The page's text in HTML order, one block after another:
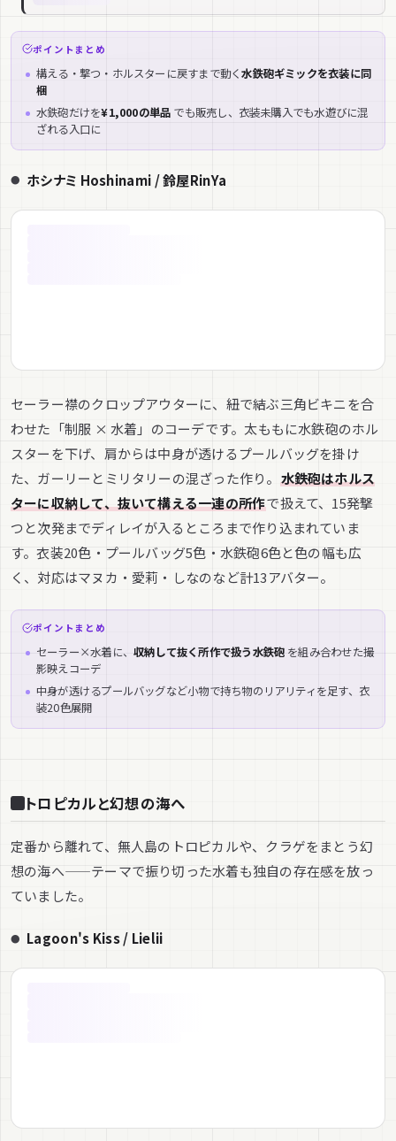
ポイントまとめ
構える・撃つ・ホルスターに戻すまで動く水鉄砲ギミックを衣装に同
梱
水鉄砲だけを¥1,000の単品 でも販売し、衣装未購入でも水遊びに混
ざれる入口に
ホシナミ Hoshinami / 鈴屋RinYa
セーラー襟のクロップアウターに、紐で結ぶ三角ビキニを合
わせた「制服 × 水着」のコーデです。太ももに水鉄砲のホル
スターを下げ、肩からは中身が透けるプールバッグを掛け
た、ガーリーとミリタリーの混ざった作り。 水鉄砲はホルス
ターに収納して、抜いて構える一連の所作で扱えて、15発撃
つと次発までディレイが入るところまで作り込まれていま
す。衣装20色・プールバッグ5色・水鉄砲6色と色の幅も広
く、対応はマヌカ・愛莉・しなのなど計13アバター。
ポイントまとめ
セーラー×水着に、収納して抜く所作で扱う水鉄砲 を組み合わせた撮
影映えコーデ
中身が透けるプールバッグなど小物で持ち物のリアリティを足す、衣
装20色展開
トロピカルと幻想の海へ
定番から離れて、無人島のトロピカルや、クラゲをまとう幻
想の海へ——テーマで振り切った水着も独自の存在感を放っ
ていました。
Lagoon's Kiss / Lielii